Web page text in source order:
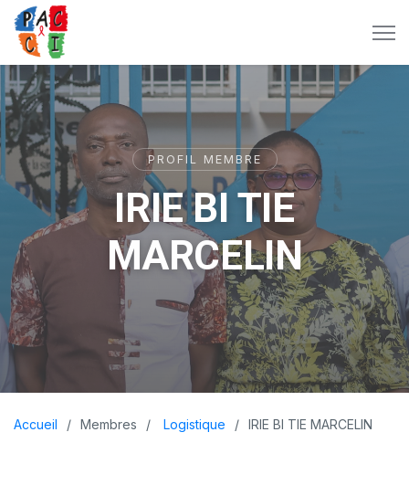
PROFIL MEMBRE
IRIE BI TIE
MARCELIN
Accueil Membres Logistique IRIE BI TIE MARCELIN